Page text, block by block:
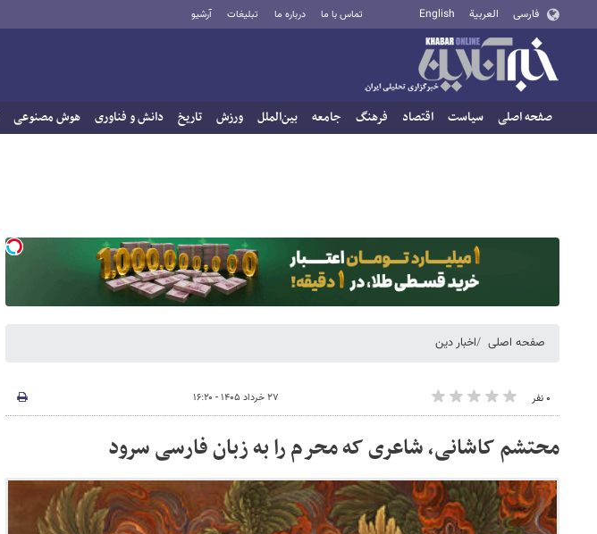
فارسی العربية English تماس با ما درباره ما تبلیغات آرشیو
صفحه اصلی سیاست اقتصاد فرهنگ جامعه بین‌الملل ورزش تاریخ دانش و فناوری هوش مصنوعی
صفحه اصلی اخبار دین
۰ نفر ۲۷ خرداد ۱۴۰۵ - ۱۶:۲۰
محتشم کاشانی، شاعری که محرم را به زبان فارسی سرود